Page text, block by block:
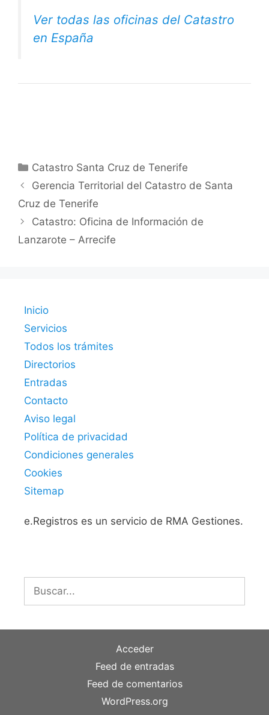
Ver todas las oficinas del Catastro
en España
Categorías
Catastro Santa Cruz de Tenerife
Gerencia Territorial del Catastro de Santa
Cruz de Tenerife
Catastro: Oficina de Información de
Lanzarote – Arrecife
Inicio
Servicios
Todos los trámites
Directorios
Entradas
Contacto
Aviso legal
Política de privacidad
Condiciones generales
Cookies
Sitemap
e.Registros es un servicio de RMA Gestiones.
Buscar:
Acceder
Feed de entradas
Feed de comentarios
WordPress.org